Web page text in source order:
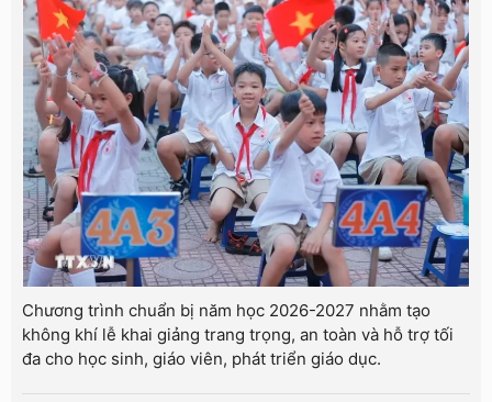
Chương trình chuẩn bị năm học 2026-2027 nhằm tạo
không khí lễ khai giảng trang trọng, an toàn và hỗ trợ tối
đa cho học sinh, giáo viên, phát triển giáo dục.